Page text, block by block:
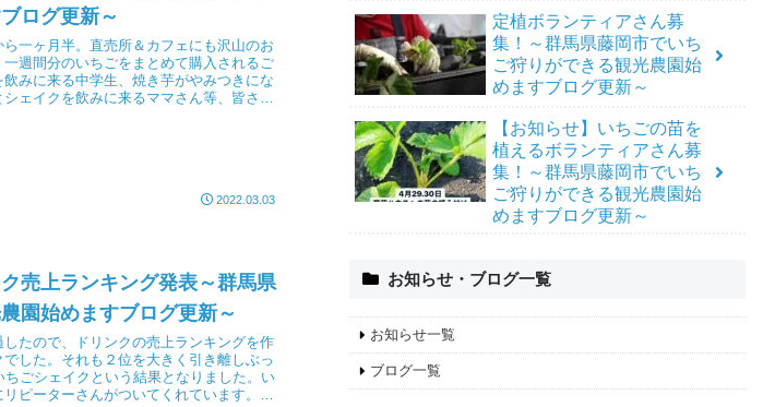
ログ更新～
一ヶ月半。直売所＆カフェにも沢山のお
週間分のいちごをまとめて購入されるご
みに来る中学生、焼き芋がやみつきにな
ェイクを飲みに来るママさん等、皆さん
2022.03.03
売上ランキング発表～群馬県
園始めますブログ更新～
たので、ドリンクの売上ランキングを作
した。それも２位を大きく引き離しぶっ
ごシェイクという結果となりました。い
ピーターさんがついてくれています。ど
定植ボランティアさん募
集！～群馬県藤岡市でいち
ご狩りができる観光農園始
めますブログ更新～
【お知らせ】いちごの苗を
植えるボランティアさん募
集！～群馬県藤岡市でいち
ご狩りができる観光農園始
めますブログ更新～
お知らせ・ブログ一覧
お知らせ一覧
ブログ一覧